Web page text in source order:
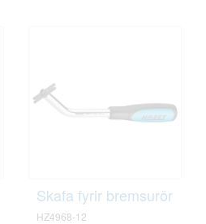
Skafa fyrir bremsurör
HZ4968-12